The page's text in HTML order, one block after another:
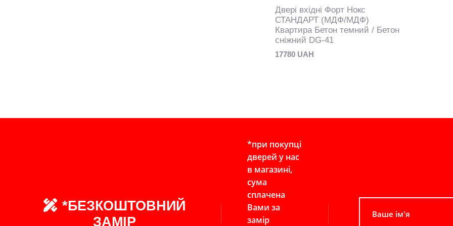
Двері вхідні Форт Нокс
СТАНДАРТ (МДФ/МДФ)
Квартира Бетон темний / Бетон
сніжний DG-41
17780 UAH
*БЕЗКОШТОВНИЙ
ЗАМІР
*при покупці
дверей у нас
в магазині,
сума
сплачена
Вами за
замір